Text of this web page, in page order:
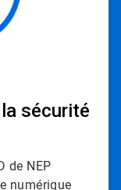
sécurité
de NEP
numérique